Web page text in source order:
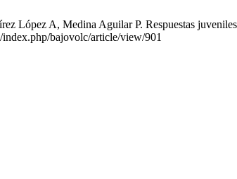
López A, Medina Aguilar P. Respuestas
bajovolc/article/view/901